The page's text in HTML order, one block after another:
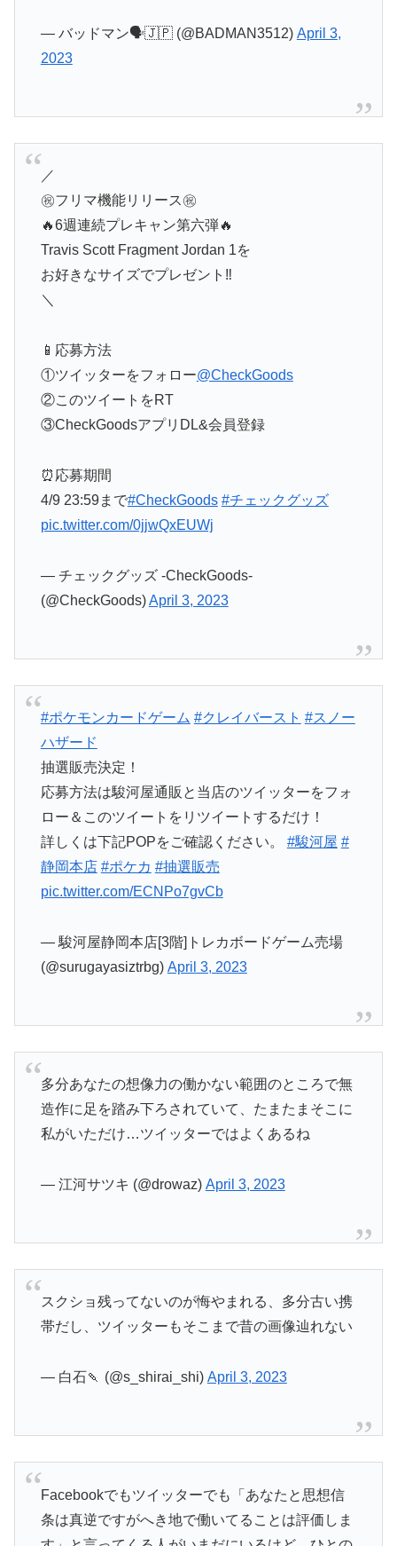
— バッドマン🗣🇯🇵 (@BADMAN3512) April 3,
2023
／
㊗️フリマ機能リリース㊗️
🔥6週連続プレキャン第六弾🔥
Travis Scott Fragment Jordan 1を
お好きなサイズでプレゼント‼️
＼
📱応募方法
①ツイッターをフォロー@CheckGoods
②このツイートをRT
③CheckGoodsアプリDL&会員登録
⏰応募期間
4/9 23:59まで#CheckGoods #チェックグッズ
pic.twitter.com/0jjwQxEUWj
— チェックグッズ -CheckGoods-
(@CheckGoods)April 3, 2023
#ポケモンカードゲーム #クレイバースト #スノー
ハザード
抽選販売決定！
応募方法は駿河屋通販と当店のツイッターをフォ
ロー＆このツイートをリツイートするだけ！
詳しくは下記POPをご確認ください。 #駿河屋 #
静岡本店 #ポケカ #抽選販売
pic.twitter.com/ECNPo7gvCb
— 駿河屋静岡本店[3階]トレカボードゲーム売場
(@surugayasiztrbg) April 3, 2023
多分あなたの想像力の働かない範囲のところで無
造作に足を踏み下ろされていて、たまたまそこに
私がいただけ…ツイッターではよくあるね
— 江河サツキ (@drowaz) April 3, 2023
スクショ残ってないのが悔やまれる、多分古い携
帯だし、ツイッターもそこまで昔の画像辿れない
— 白石🍡 (@s_shirai_shi) April 3, 2023
Facebookでもツイッターでも「あなたと思想信
条は真逆ですがへき地で働いてることは評価しま